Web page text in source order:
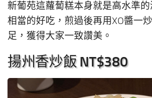
新葡苑這蘿蔔糕本身就是高水準
相當的好吃，煎過後再用XO醬一
足，獲得大家一致讚美。
揚州香炒飯 NT$380